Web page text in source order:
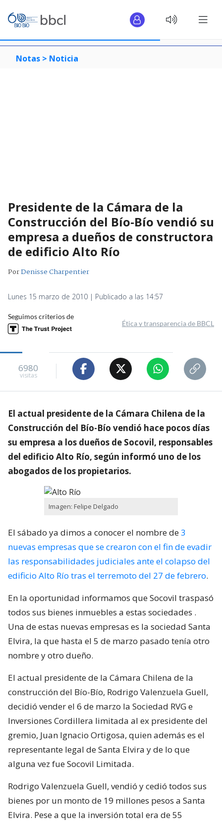
Notas > Noticia
Presidente de la Cámara de la
Construcción del Bío-Bío vendió su
empresa a dueños de constructora
de edificio Alto Río
PorDenisse Charpentier
Lunes 15 marzo de 2010 | Publicado a las 14:57
Seguimos criterios de
Ética y transparencia de BBCL
6980
visitas
El actual presidente de la Cámara Chilena de la
Construcción del Bío-Bío vendió hace pocos días
su empresa a los dueños de Socovil, responsables
del edificio Alto Río, según informó uno de los
abogados de los propietarios.
Imagen: Felipe Delgado
El sábado ya dimos a conocer el nombre de3
nuevas empresas que se crearon con el fin de evadir
las responsabilidades judiciales ante el colapso del
edificio Alto Río tras el terremoto del 27 de febrero.
En la oportunidad informamos que Socovil traspasó
todos sus bienes inmuebles a estas sociedades .
Una de estas nuevas empresas es la sociedad Santa
Elvira, la que hasta el 5 de marzo pasado tenía otro
nombre y otro dueño.
El actual presidente de la Cámara Chilena de la
construcción del Bío-Bío, Rodrigo Valenzuela Guell,
decidió vender el 6 de marzo la Sociedad RVG e
Inversiones Cordillera limitada al ex presidente del
gremio, Juan Ignacio Ortigosa, quien además es el
representante legal de Santa Elvira y de lo que
alguna vez fue Socovil Limitada.
Rodrigo Valenzuela Guell, vendió y cedió todos sus
bienes por un monto de 19 millones pesos a Santa
Elvira. Pese a que la inversión total era de 55